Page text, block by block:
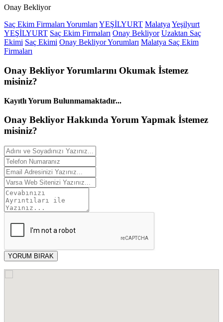
Onay Bekliyor
Saç Ekim Firmaları Yorumları YEŞİLYURT Malatya Yeşilyurt
YEŞİLYURT Saç Ekim Firmaları Onay Bekliyor Uzaktan Saç
Ekimi Saç Ekimi Onay Bekliyor Yorumları Malatya Saç Ekim
Firmaları
Onay BekliyorYorumlarını Okumak İstemez
misiniz?
Kayıtlı Yorum Bulunmamaktadır...
Onay Bekliyor HakkındaYorumYapmak İstemez
misiniz?
YORUM BIRAK